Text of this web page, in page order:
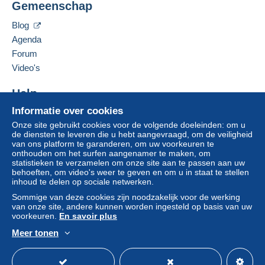
Deze zone omvatéén land.
Leveringsmethode
Aangetekende pakketpost
(met tracking)
€ 5,00
en inloggen.
Aanmel
den
ven
Betalingsvoorwaarden:
Alle betalingen worden gedaan met
overschrijving naar uw saldo. Er worden geen
rechtstreeks aan de verkoper.
VIA DELLA CROCE 10
15037
Deze verkoper toevoegen aan mijn favorieten
Informatie over cookies
Onze site gebruikt cookies voor de volgende doeleinden: om u
de diensten te leveren die u hebt aangevraagd, om de veiligheid
van ons platform te garanderen, om uw voorkeuren te
onthouden om het surfen aangenamer te maken, om
statistieken te verzamelen om onze site aan te passen aan uw
behoeften, om video's weer te geven en om u in staat te stellen
inhoud te delen op sociale netwerken.
Sommige van deze cookies zijn noodzakelijk voor de werking
van onze site, andere kunnen worden ingesteld op basis van uw
voorkeuren. En savoir plus
Meer tonen
Gemeenschap
Blog
Agenda
Forum
Video's
Help
Hulpcentrum
Kopen op Delcampe
Verkopen op Delcampe
Een beveiligde website